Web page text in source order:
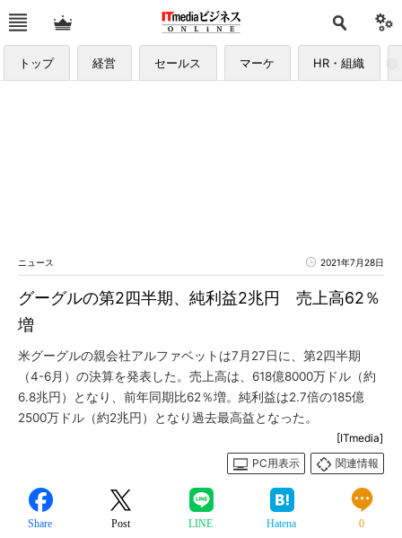
トップ 経営 セールス マーケ HR・組織
ニュース 2021年7月28日
グーグルの第2四半期、純利益2兆円 売上高62％
増
米グーグルの親会社アルファベットは7月27日に、第2四半期
（4-6月）の決算を発表した。売上高は、618億8000万ドル（約
6.8兆円）となり、前年同期比62％増。純利益は2.7倍の185億
2500万ドル（約2兆円）となり過去最高益となった。
[ITmedia]
PC用表示
関連情報
Share Post LINE Hatena 0